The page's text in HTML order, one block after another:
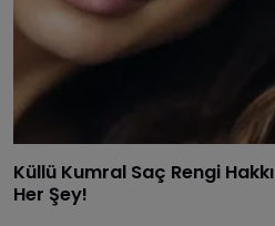
Küllü Kumral Saç Rengi
Her Şey!